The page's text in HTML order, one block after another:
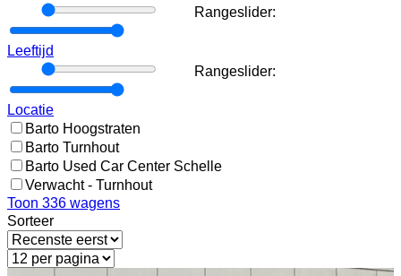
Rangeslider:
Rangeslider:
Leeftijd
Rangeslider:
Rangeslider:
Locatie
Barto Hoogstraten
Barto Turnhout
Barto Used Car Center Schelle
Verwacht - Turnhout
Toon 336 wagens
Sorteer